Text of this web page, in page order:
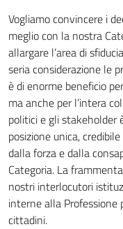
Vogliamo convincere i
meglio con la nostra
allargare l’area di
seria considerazione le
è di enorme beneficio
ma anche per l’intera
politici e gli stakeholder
posizione unica,
dalla forza e dalla
Categoria. La
nostri interlocutori
interne alla Professione
cittadini.